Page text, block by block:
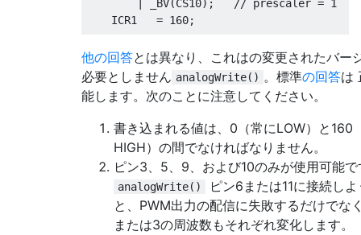
_BV( CS10);
// prescaler = 1
    ICR1
= 160;
// Same for Timer 2.
    TCCR2A
    TCCR2B
=
    TCNT2
= 0;
    TCCR2A
= _BV (COM2B1)
// non-inverted
| _BV (WGM20);
// mode 5: ph.
    TCCR2B
= _BV ( WGM22 )
// ditto
| _BV( CS20 );
// prescaler = 1
    OCR2A
= 160;
他の回答とは異なり、これはの変更されたバー
必要としません analogWrite() 。標準の回答は
能します。次のことに注意してください。
書き込まれる値は、0（常にLOW）と160
HIGH）の間でなければなりません。
ピン3、5、9、および10のみが使用可能で
analogWrite()
ピン6または11に接続し
と、PWM出力の配信に失敗するだけでな
または3の周波数もそれぞれ変化します。